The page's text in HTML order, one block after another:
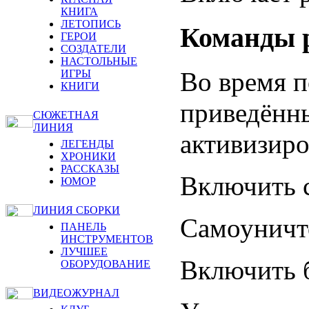
КНИГА
ЛЕТОПИСЬ
ГЕРОИ
СОЗДАТЕЛИ
НАСТОЛЬНЫЕ
ИГРЫ
КНИГИ
СЮЖЕТНАЯ
ЛИНИЯ
ЛЕГЕНДЫ
ХРОНИКИ
РАССКАЗЫ
ЮМОР
ЛИНИЯ СБОРКИ
ПАНЕЛЬ
ИНСТРУМЕНТОВ
ЛУЧШЕЕ
ОБОРУДОВАНИЕ
ВИДЕОЖУРНАЛ
Команды
Во время
Включить
Включить